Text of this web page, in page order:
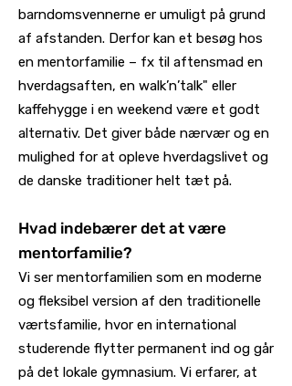
barndomsvennerne er umuligt på grund
af afstanden. Derfor kan et besøg hos
en mentorfamilie – fx til aftensmad en
hverdagsaften, en walk’n’talk" eller
kaffehygge i en weekend være et godt
alternativ. Det giver både nærvær og en
mulighed for at opleve hverdagslivet og
de danske traditioner helt tæt på.
Hvad indebærer det at være
mentorfamilie?
Vi ser mentorfamilien som en moderne
og fleksibel version af den traditionelle
værtsfamilie, hvor en international
studerende flytter permanent ind og går
på det lokale gymnasium. Vi erfarer, at